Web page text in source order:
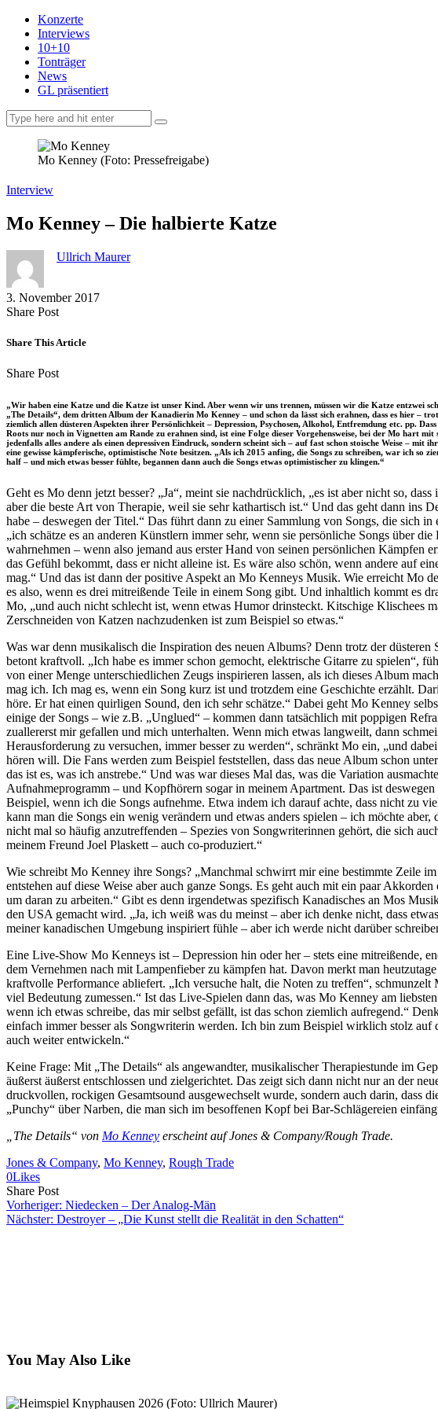
Konzerte
Interviews
10+10
Tonträger
News
GL präsentiert
Mo Kenney (Foto: Pressefreigabe)
Interview
Mo Kenney – Die halbierte Katze
Ullrich Maurer
3. November 2017
Share PostShare
Facebook
Copy
to
Send
via
Share This Article
Share PostShare
Facebook
Copy
to
clipboard
Send
via
eMail
„Wir haben eine Katze und die Katze ist unser Kind. Aber wenn wir uns trennen, müssen wir die Katze entzwei
„The Details“, dem dritten Album der Kanadierin Mo Kenney – und schon da lässt sich erahnen, dass es hier –
ziemlich allen düsteren Aspekten ihrer Persönlichkeit – Depression, Psychosen, Alkohol, Entfremdung etc. pp.
Roots nur noch in Vignetten am Rande zu erahnen sind, ist eine Folge dieser Vorgehensweise, bei der Mo hart
jedenfalls alles andere als einen depressiven Eindruck, sondern scheint sich – auf fast schon stoische Weise –
eine gewisse kämpferische, optimistische Note besitzen. „Als ich 2015 anfing, die Songs zu schreiben, war ich
half – und mich etwas besser fühlte, begannen dann auch die Songs etwas optimistischer zu klingen.“
Geht es Mo denn jetzt besser? „Ja“, meint sie nachdrücklich, „es ist aber nicht so,
aber die beste Art von Therapie, weil sie sehr kathartisch ist.“ Und das geht dann ins
habe – deswegen der Titel.“ Das führt dann zu einer Sammlung von Songs, die sich
„ich schätze es an anderen Künstlern immer sehr, wenn sie persönliche Songs über
wahrnehmen – wenn also jemand aus erster Hand von seinen persönlichen Kämpfen
das Gefühl bekommt, dass er nicht alleine ist. Es wäre also schön, wenn andere auf
mag.“ Und das ist dann der positive Aspekt an Mo Kenneys Musik. Wie erreicht Mo
es also, wenn es drei mitreißende Teile in einem Song gibt. Und inhaltlich kommt es
Mo, „und auch nicht schlecht ist, wenn etwas Humor drinsteckt. Kitschige Klischees
Zerschneiden von Katzen nachzudenken ist zum Beispiel so etwas.“
Was war denn musikalisch die Inspiration des neuen Albums? Denn trotz der
betont kraftvoll. „Ich habe es immer schon gemocht, elektrische Gitarre zu spielen“,
von einer Menge unterschiedlichen Zeugs inspirieren lassen, als ich dieses Album
mag ich. Ich mag es, wenn ein Song kurz ist und trotzdem eine Geschichte erzählt.
höre. Er hat einen quirligen Sound, den ich sehr schätze.“ Dabei geht Mo Kenney
einige der Songs – wie z.B. „Unglued“ – kommen dann tatsächlich mit poppigen
zuallererst mir gefallen und mich unterhalten. Wenn mich etwas langweilt, dann
Herausforderung zu versuchen, immer besser zu werden“, schränkt Mo ein, „und
hören will. Die Fans werden zum Beispiel feststellen, dass das neue Album schon
das ist es, was ich anstrebe.“ Und was war dieses Mal das, was die Variation
Aufnahmeprogramm – und Kopfhörern sogar in meinem Apartment. Das ist
Beispiel, wenn ich die Songs aufnehme. Etwa indem ich darauf achte, dass nicht zu
kann man die Songs ein wenig verändern und etwas anders spielen – ich möchte
nicht mal so häufig anzutreffenden – Spezies von Songwriterinnen gehört, die sich
meinem Freund Joel Plaskett – auch co-produziert.“
Wie schreibt Mo Kenney ihre Songs? „Manchmal schwirrt mir eine bestimmte Zeile
entstehen auf diese Weise aber auch ganze Songs. Es geht auch mit ein paar
um daran zu arbeiten.“ Gibt es denn irgendetwas spezifisch Kanadisches an Mos
den USA gemacht wird. „Ja, ich weiß was du meinst – aber ich denke nicht, dass
meiner kanadischen Umgebung inspiriert fühle – aber ich werde nicht darüber
Eine Live-Show Mo Kenneys ist – Depression hin oder her – stets eine mitreißende,
dem Vernehmen nach mit Lampenfieber zu kämpfen hat. Davon merkt man
kraftvolle Performance abliefert. „Ich versuche halt, die Noten zu treffen“,
viel Bedeutung zumessen.“ Ist das Live-Spielen dann das, was Mo Kenney am
wenn ich etwas schreibe, das mir selbst gefällt, ist das schon ziemlich aufregend.“
einfach immer besser als Songwriterin werden. Ich bin zum Beispiel wirklich stolz
auch weiter entwickeln.“
Keine Frage: Mit „The Details“ als angewandter, musikalischer Therapiestunde im
äußerst äußerst entschlossen und zielgerichtet. Das zeigt sich dann nicht nur an der
druckvollen, rockigen Gesamtsound ausgewechselt wurde, sondern auch darin, dass
„Punchy“ über Narben, die man sich im besoffenen Kopf bei Bar-Schlägereien
„The Details“ von Mo Kenney erscheint auf Jones & Company/Rough Trade.
Jones & Company, Mo Kenney, Rough Trade
0Likes
Share PostShare
on
Facebook
Copy
URL
to
Send
Link
via
Vorheriger: Niedecken – Der Analog-Män
Nächster: Destroyer – „Die Kunst stellt die Realität in den Schatten“
You May Also Like